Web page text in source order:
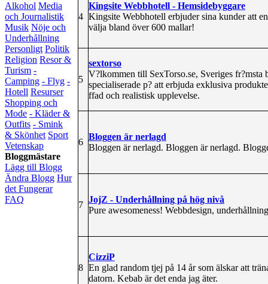
Alkohol Media
och Journalistik
Musik Nöje och
Underhållning
Personligt Politik
Religion Resor &
Turism -
Camping - Flyg -
Hotell Resurser
Shopping och
Mode - Kläder &
Outfits - Smink
& Skönhet Sport
Vetenskap
Bloggmästare
Lägg till Blogg
Ändra Blogg Hur
det Fungerar
FAQ
4
Kingsite Webbhotell - Hemsidebyggare
Kingsite Webbhotell erbjuder sina kunder att
välja bland över 600 mallar!
5
sextorso
V?lkommen till SexTorso.se, Sveriges
specialiserade p? att erbjuda exklusiva
ffad och realistisk upplevelse.
6
Bloggen är nerlagd
Bloggen är nerlagd. Bloggen är nerlagd.
7
JojZ - Underhållning på hög nivå
Pure awesomeness! Webbdesign,
8
CizziP
En glad random tjej på 14 år som älskar att
datorn. Kebab är det enda jag äter.